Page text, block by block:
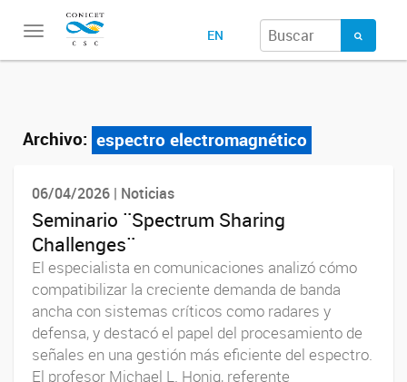
Toggle
EN
Archivo: espectro electromagnético
06/04/2026 | Noticias
Seminario ¨Spectrum Sharing
Challenges¨
El especialista en comunicaciones analizó cómo
compatibilizar la creciente demanda de banda
ancha con sistemas críticos como radares y
defensa, y destacó el papel del procesamiento de
señales en una gestión más eficiente del espectro.
El profesor Michael L. Honig, referente